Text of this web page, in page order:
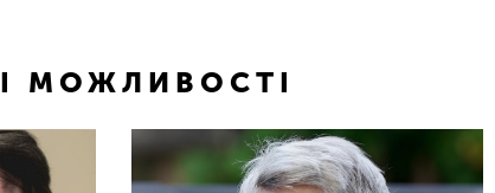
МОЖЛИВОСТІ